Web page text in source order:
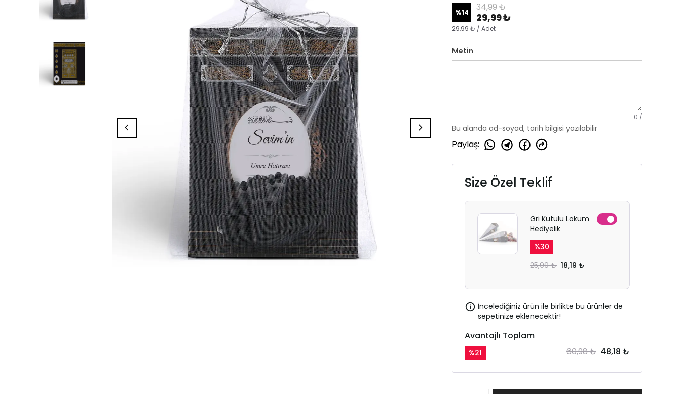
%14 34,99 ₺
29,99 ₺
29,99 ₺ / Adet
Metin
0 /
Bu alanda ad-soyad, tarih bilgisi yazılabilir
Paylaş:
Size Özel Teklif
Gri Kutulu Lokum
Hediyelik
%30
25,99 ₺ 18,19 ₺
İncelediğiniz ürün ile birlikte bu ürünler de
sepetinize eklenecektir!
Avantajlı Toplam
%21 60,98 ₺ 48,18 ₺